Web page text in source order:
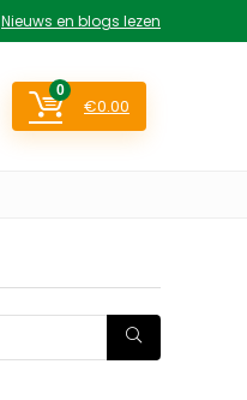
Nieuws en blogs lezen
0
€0.00